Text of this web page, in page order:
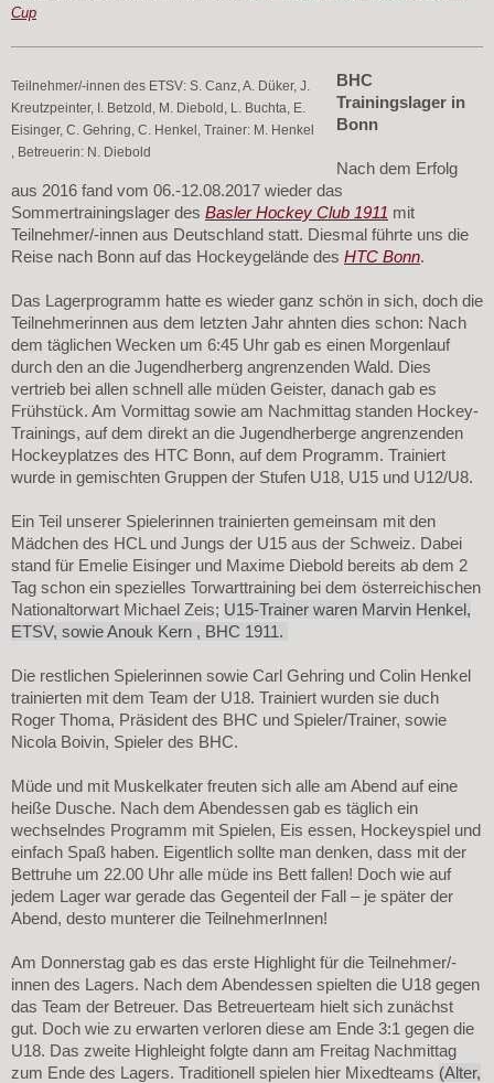
Cup
Teilnehmer/-innen des ETSV: S. Canz, A. Düker, J.
Kreutzpeinter, I. Betzold, M. Diebold, L. Buchta, E.
Eisinger, C. Gehring, C. Henkel, Trainer: M. Henkel
, Betreuerin: N. Diebold
BHC
Trainingslager in
Bonn
Nach dem Erfolg
aus 2016 fand vom 06.-12.08.2017 wieder das
Sommertrainingslager des Basler Hockey Club 1911 mit
Teilnehmer/-innen aus Deutschland statt. Diesmal führte uns die
Reise nach Bonn auf das Hockeygelände des HTC Bonn.
Das Lagerprogramm hatte es wieder ganz schön in sich, doch die
Teilnehmerinnen aus dem letzten Jahr ahnten dies schon: Nach
dem täglichen Wecken um 6:45 Uhr gab es einen Morgenlauf
durch den an die Jugendherberg angrenzenden Wald. Dies
vertrieb bei allen schnell alle müden Geister, danach gab es
Frühstück. Am Vormittag sowie am Nachmittag standen Hockey-
Trainings, auf dem direkt an die Jugendherberge angrenzenden
Hockeyplatzes des HTC Bonn, auf dem Programm. Trainiert
wurde in gemischten Gruppen der Stufen U18, U15 und U12/U8.
Ein Teil unserer Spielerinnen trainierten gemeinsam mit den
Mädchen des HCL und Jungs der U15 aus der Schweiz. Dabei
stand für Emelie Eisinger und Maxime Diebold bereits ab dem 2
Tag schon ein spezielles Torwarttraining bei dem österreichischen
Nationaltorwart Michael Zeis; U15-Trainer waren Marvin Henkel,
ETSV, sowie Anouk Kern , BHC 1911.
Die restlichen Spielerinnen sowie Carl Gehring und Colin Henkel
trainierten mit dem Team der U18. Trainiert wurden sie duch
Roger Thoma, Präsident des BHC und Spieler/Trainer, sowie
Nicola Boivin, Spieler des BHC.
Müde und mit Muskelkater freuten sich alle am Abend auf eine
heiße Dusche. Nach dem Abendessen gab es täglich ein
wechselndes Programm mit Spielen, Eis essen, Hockeyspiel und
einfach Spaß haben. Eigentlich sollte man denken, dass mit der
Bettruhe um 22.00 Uhr alle müde ins Bett fallen! Doch wie auf
jedem Lager war gerade das Gegenteil der Fall – je später der
Abend, desto munterer die TeilnehmerInnen!
Am Donnerstag gab es das erste Highlight für die Teilnehmer/-
innen des Lagers. Nach dem Abendessen spielten die U18 gegen
das Team der Betreuer. Das Betreuerteam hielt sich zunächst
gut. Doch wie zu erwarten verloren diese am Ende 3:1 gegen die
U18. Das zweite Highleight folgte dann am Freitag Nachmittag
zum Ende des Lagers. Traditionell spielen hier Mixedteams (Alter,